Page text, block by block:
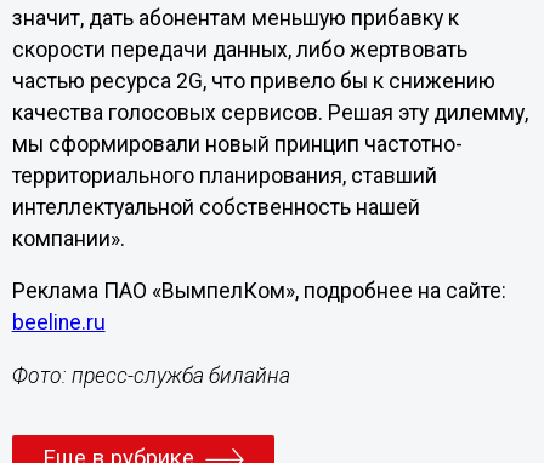
значит, дать абонентам меньшую прибавку к
скорости передачи данных, либо жертвовать
частью ресурса 2G, что привело бы к снижению
качества голосовых сервисов. Решая эту дилемму,
мы сформировали новый принцип частотно-
территориального планирования, ставший
интеллектуальной собственность нашей
компании».
Реклама ПАО «ВымпелКом», подробнее на сайте:
beeline.ru
Фото: пресс-служба билайна